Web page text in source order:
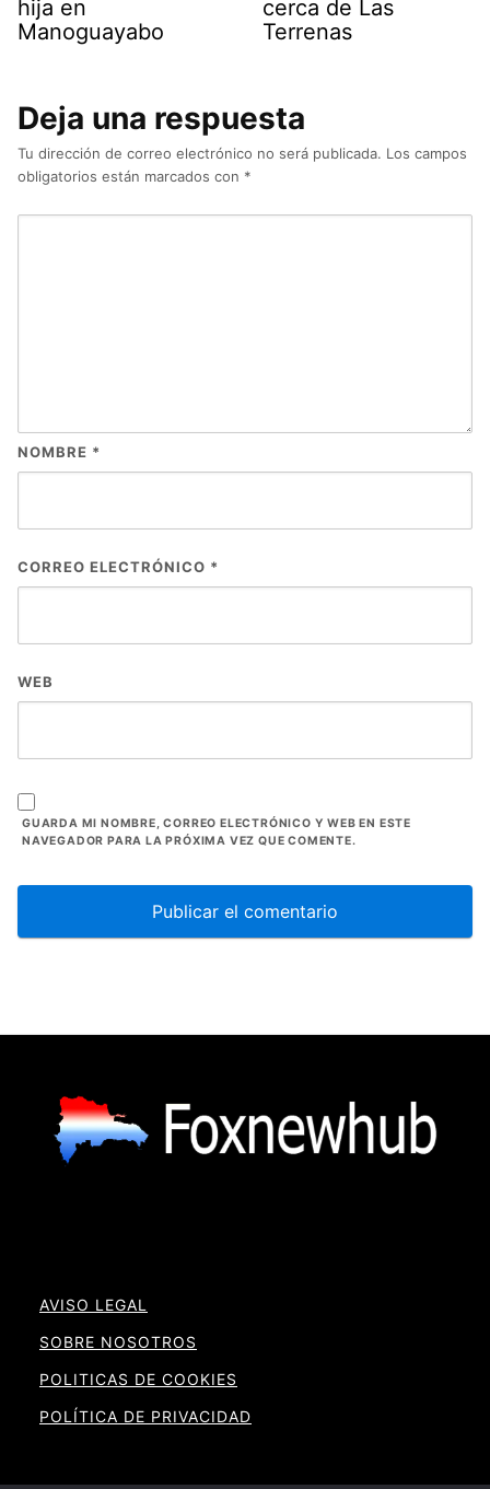
hija en
Manoguayabo
cerca de Las
Terrenas
Deja una respuesta
Tu dirección de correo electrónico no será publicada. Los campos
obligatorios están marcados con *
NOMBRE *
CORREO ELECTRÓNICO *
WEB
GUARDA MI NOMBRE, CORREO ELECTRÓNICO Y WEB EN ESTE
NAVEGADOR PARA LA PRÓXIMA VEZ QUE COMENTE.
AVISO LEGAL
SOBRE NOSOTROS
POLITICAS DE COOKIES
POLÍTICA DE PRIVACIDAD